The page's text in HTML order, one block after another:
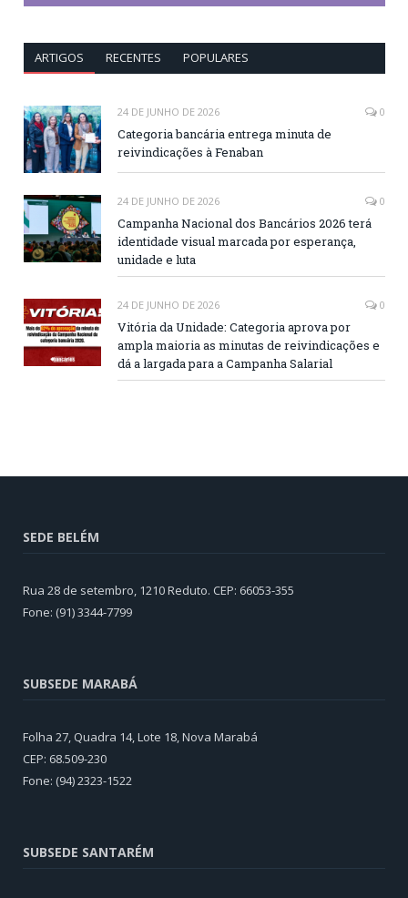
ARTIGOS RECENTES POPULARES
24 DE JUNHO DE 2026 0
Categoria bancária entrega minuta de
reivindicações à Fenaban
24 DE JUNHO DE 2026 0
Campanha Nacional dos Bancários 2026 terá
identidade visual marcada por esperança,
unidade e luta
24 DE JUNHO DE 2026 0
Vitória da Unidade: Categoria aprova por
ampla maioria as minutas de reivindicações e
dá a largada para a Campanha Salarial
SEDE BELÉM
Rua 28 de setembro, 1210 Reduto. CEP: 66053-355
Fone: (91) 3344-7799
SUBSEDE MARABÁ
Folha 27, Quadra 14, Lote 18, Nova Marabá
CEP: 68.509-230
Fone: (94) 2323-1522
SUBSEDE SANTARÉM